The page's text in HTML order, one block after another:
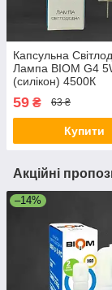
Капсульна
Лампа BIOM G4
(силікон) 4500К
59 ₴ 63 ₴
Купити
Акційні
–14%